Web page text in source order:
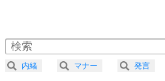
4 器の大きい人は、怒
2.0倍速 （306KB 1分18秒）
2.5倍速 （245KB 1分2秒）
3.0倍速 （204KB 52秒）
内緒 マナー 発言